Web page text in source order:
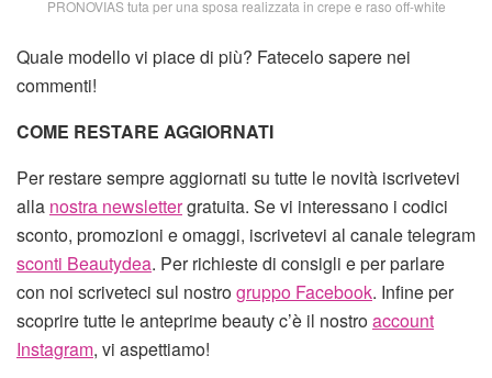
PRONOVIAS tuta per una sposa realizzata in crepe e raso off-white
Quale modello vi piace di più? Fatecelo sapere nei
commenti!
COME RESTARE AGGIORNATI
Per restare sempre aggiornati su tutte le novità iscrivetevi
alla nostra newslettergratuita. Se vi interessano i codici
sconto, promozioni e omaggi, iscrivetevi al canale telegram
sconti Beautydea. Per richieste di consigli e per parlare
con noi scriveteci sul nostrogruppo Facebook. Infine per
scoprire tutte le anteprime beauty c’è il nostroaccount
Instagram, vi aspettiamo!